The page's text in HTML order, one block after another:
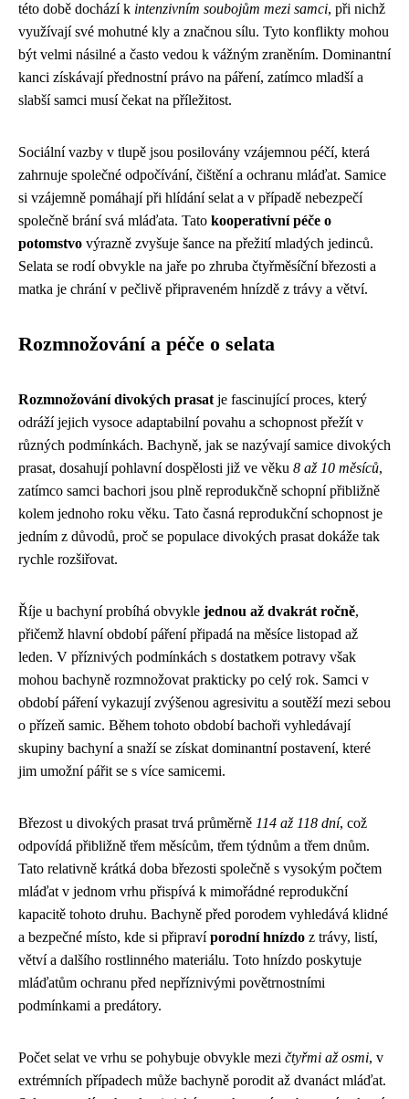
této době dochází k intenzivním soubojům mezi samci, při nichž
využívají své mohutné kly a značnou sílu. Tyto konflikty mohou
být velmi násilné a často vedou k vážným zraněním. Dominantní
kanci získávají přednostní právo na páření, zatímco mladší a
slabší samci musí čekat na příležitost.
Sociální vazby v tlupě jsou posilovány vzájemnou péčí, která
zahrnuje společné odpočívání, čištění a ochranu mláďat. Samice
si vzájemně pomáhají při hlídání selat a v případě nebezpečí
společně brání svá mláďata. Tato kooperativní péče o
potomstvo výrazně zvyšuje šance na přežití mladých jedinců.
Selata se rodí obvykle na jaře po zhruba čtyřměsíční březosti a
matka je chrání v pečlivě připraveném hnízdě z trávy a větví.
Rozmnožování a péče o selata
Rozmnožování divokých prasat je fascinující proces, který
odráží jejich vysoce adaptabilní povahu a schopnost přežít v
různých podmínkách. Bachyně, jak se nazývají samice divokých
prasat, dosahují pohlavní dospělosti již ve věku 8 až 10 měsíců,
zatímco samci bachori jsou plně reprodukčně schopní přibližně
kolem jednoho roku věku. Tato časná reprodukční schopnost je
jedním z důvodů, proč se populace divokých prasat dokáže tak
rychle rozšiřovat.
Říje u bachyní probíhá obvykle jednou až dvakrát ročně,
přičemž hlavní období páření připadá na měsíce listopad až
leden. V příznivých podmínkách s dostatkem potravy však
mohou bachyně rozmnožovat prakticky po celý rok. Samci v
období páření vykazují zvýšenou agresivitu a soutěží mezi sebou
o přízeň samic. Během tohoto období bachoři vyhledávají
skupiny bachyní a snaží se získat dominantní postavení, které
jim umožní pářit se s více samicemi.
Březost u divokých prasat trvá průměrně 114 až 118 dní, což
odpovídá přibližně třem měsícům, třem týdnům a třem dnům.
Tato relativně krátká doba březosti společně s vysokým počtem
mláďat v jednom vrhu přispívá k mimořádné reprodukční
kapacitě tohoto druhu. Bachyně před porodem vyhledává klidné
a bezpečné místo, kde si připravíporodní hnízdo z trávy, listí,
větví a dalšího rostlinného materiálu. Toto hnízdo poskytuje
mláďatům ochranu před nepříznivými povětrnostními
podmínkami a predátory.
Počet selat ve vrhu se pohybuje obvykle mezi čtyřmi až osmi, v
extrémních případech může bachyně porodit až dvanáct mláďat.